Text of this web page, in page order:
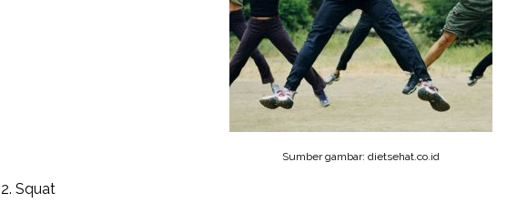
Sumber gambar: dietsehat.co.id
2. Squat